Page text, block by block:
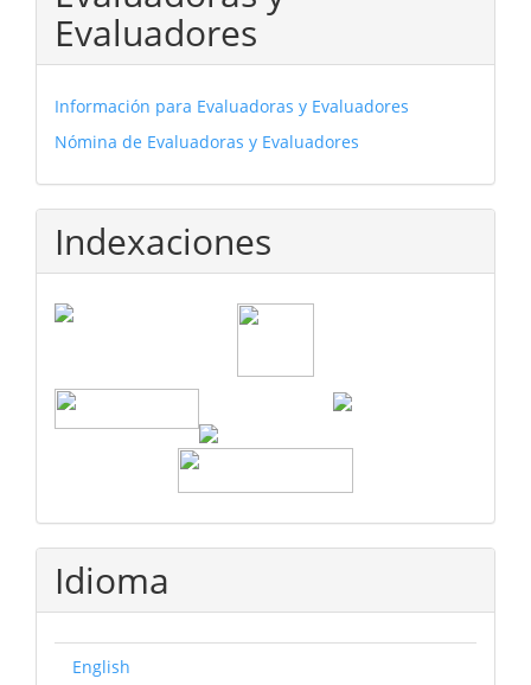
Evaluadores
Información para Evaluadoras y Evaluadores
Nómina de Evaluadoras y Evaluadores
Indexaciones
Idioma
English